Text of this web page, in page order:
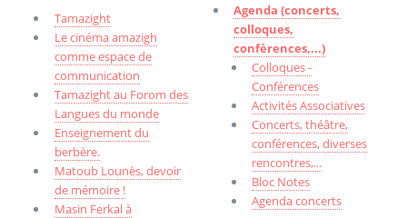
Tamazight
Le cinéma amazigh
comme espace de
communication
Tamazight au Forom des
Langues du monde
Enseignement du
berbère.
Matoub Lounès, devoir
de mémoire !
Masin Ferkal à
Agenda (concerts,
colloques,
confèrences,...)
Colloques -
Conférences
Activités Associatives
Concerts, théâtre,
conférences, diverses
rencontres,...
Bloc Notes
Agenda concerts